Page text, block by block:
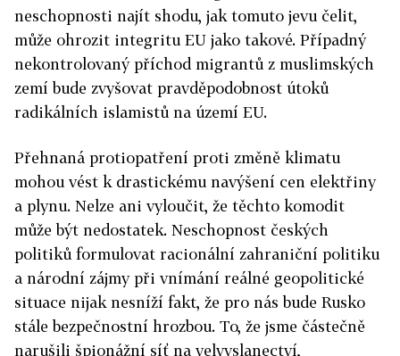
neschopnosti najít shodu, jak tomuto jevu čelit,
může ohrozit integritu EU jako takové. Případný
nekontrolovaný příchod migrantů z muslimských
zemí bude zvyšovat pravděpodobnost útoků
radikálních islamistů na území EU.
Přehnaná protiopatření proti změně klimatu
mohou vést k drastickému navýšení cen elektřiny
a plynu. Nelze ani vyloučit, že těchto komodit
může být nedostatek. Neschopnost českých
politiků formulovat racionální zahraniční politiku
a národní zájmy při vnímání reálné geopolitické
situace nijak nesníží fakt, že pro nás bude Rusko
stále bezpečnostní hrozbou. To, že jsme částečně
narušili špionážní síť na velvyslanectví,